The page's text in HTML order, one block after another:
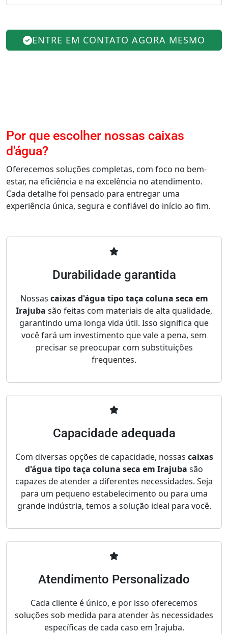
ENTRE EM CONTATO AGORA MESMO
Por que escolher nossas caixas
d'água?
Oferecemos soluções completas, com foco no bem-
estar, na eficiência e na excelência no atendimento.
Cada detalhe foi pensado para entregar uma
experiência única, segura e confiável do início ao fim.
Durabilidade garantida
Nossas caixas d'água tipo taça coluna seca em
Irajuba são feitas com materiais de alta qualidade,
garantindo uma longa vida útil. Isso significa que
você fará um investimento que vale a pena, sem
precisar se preocupar com substituições
frequentes.
Capacidade adequada
Com diversas opções de capacidade, nossas caixas
d'água tipo taça coluna seca em Irajuba são
capazes de atender a diferentes necessidades. Seja
para um pequeno estabelecimento ou para uma
grande indústria, temos a solução ideal para você.
Atendimento Personalizado
Cada cliente é único, e por isso oferecemos
soluções sob medida para atender às necessidades
específicas de cada caso em Irajuba.